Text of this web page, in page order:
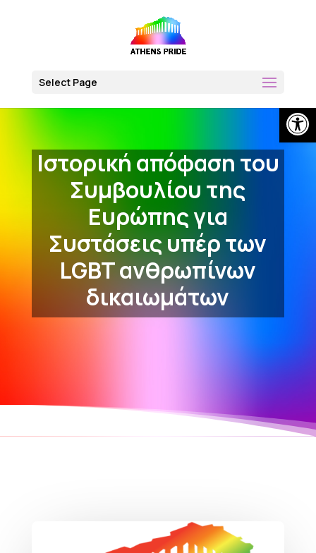
Select Page
Iστορική απόφαση του
Συμβουλίου της
Ευρώπης για
Συστάσεις υπέρ των
LGBT ανθρωπίνων
δικαιωμάτων